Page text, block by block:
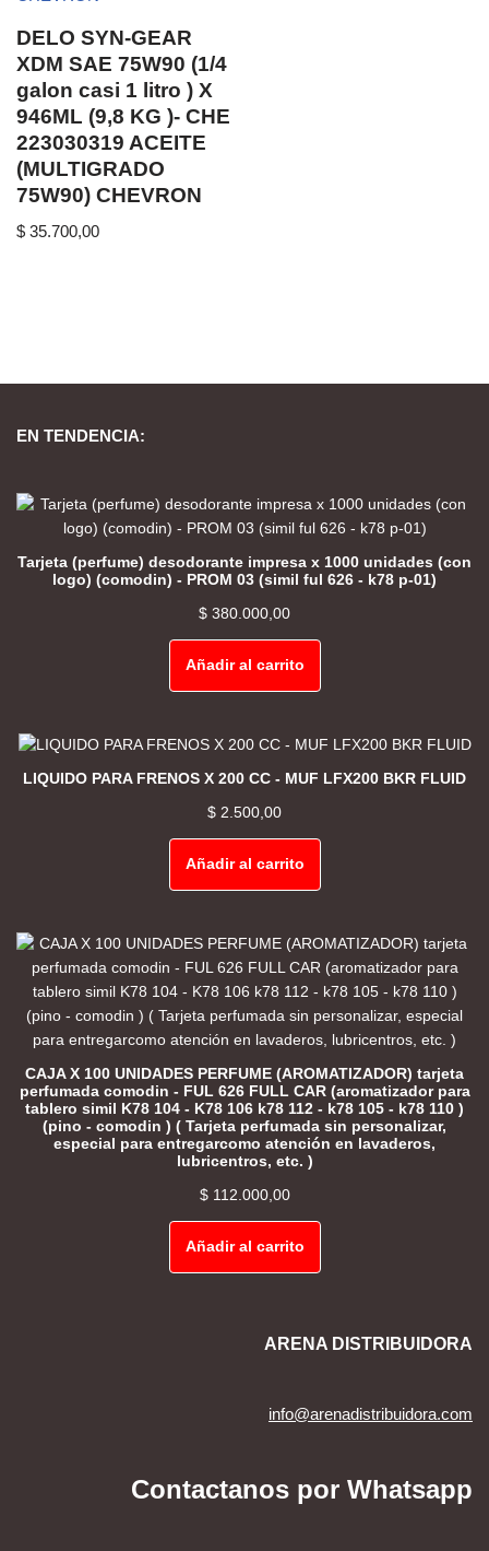
DELO SYN-GEAR
XDM SAE 75W90 (1/4
galon casi 1 litro ) X
946ML (9,8 KG )- CHE
223030319 ACEITE
(MULTIGRADO
75W90) CHEVRON
$ 35.700,00
EN TENDENCIA:
Tarjeta (perfume) desodorante impresa x 1000 unidades (con
logo) (comodin) - PROM 03 (simil ful 626 - k78 p-01)
$ 380.000,00
Añadir al carrito
LIQUIDO PARA FRENOS X 200 CC - MUF LFX200 BKR FLUID
$ 2.500,00
Añadir al carrito
CAJA X 100 UNIDADES PERFUME (AROMATIZADOR) tarjeta
perfumada comodin - FUL 626 FULL CAR (aromatizador para
tablero simil K78 104 - K78 106 k78 112 - k78 105 - k78 110 )
(pino - comodin ) ( Tarjeta perfumada sin personalizar,
especial para entregarcomo atención en lavaderos,
lubricentros, etc. )
$112.000,00
Añadir al carrito
ARENA DISTRIBUIDORA
info@arenadistribuidora.com
Contactanos por Whatsapp